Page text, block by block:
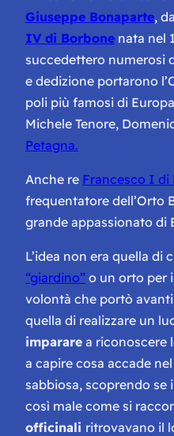
Giuseppe Bonaparte,
IV di Borbone nata nel
succedettero numerosi
e dedizione portarono
poli più famosi di
Michele Tenore,
Petagna.
Anche re Francesco I di
frequentatore dell’Orto
grande appassionato di
L’idea non era quella di
“giardino” o un orto per
volontà che portò
quella di realizzare un
imparare a riconoscere
a capire cosa accade
sabbiosa, scoprendo se i
così male come si
officinali ritrovavano il